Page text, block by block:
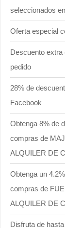
seleccionados
Oferta especial
Descuento extra
pedido
28% de
Facebook
Obtenga 8% de
compras de
ALQUILER DE
Obtenga un
compras de
ALQUILER DE
Disfruta de